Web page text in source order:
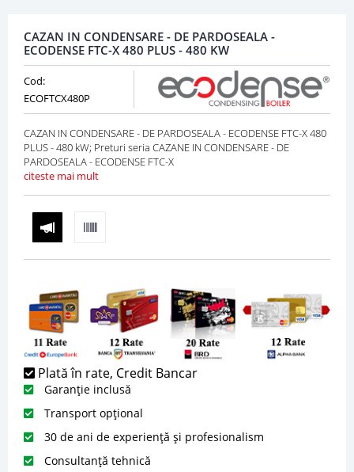
CAZAN IN CONDENSARE - DE PARDOSEALA -
ECODENSE FTC-X 480 PLUS - 480 KW
Cod:
ECOFTCX480P
CAZAN IN CONDENSARE - DE PARDOSEALA - ECODENSE FTC-X 480
PLUS - 480 kW; Preturi seria CAZANE IN CONDENSARE - DE
PARDOSEALA - ECODENSE FTC-X
citeste mai mult
Plată în rate, Credit Bancar
Garanție inclusă
Transport opțional
30 de ani de experiență și profesionalism
Consultanță tehnică